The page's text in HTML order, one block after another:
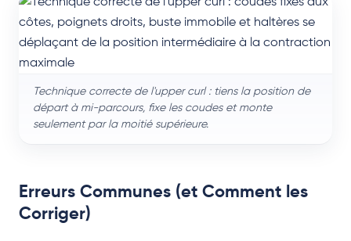
Technique correcte de l'upper curl : tiens la position de
départ à mi-parcours, fixe les coudes et monte
seulement par la moitié supérieure.
Erreurs Communes (et Comment les
Corriger)